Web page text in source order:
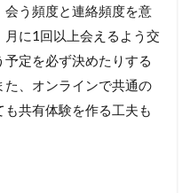
う頻度と連絡頻度を意
に1回以上会えるよう交
定を必ず決めたりする
た、オンラインで共通の
共有体験を作る工夫も